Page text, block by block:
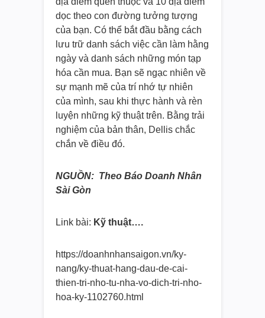
dọc theo con đường tưởng tượng
của bạn. Có thể bắt đầu bằng cách
lưu trữ danh sách việc cần làm hằng
ngày và danh sách những món tạp
hóa cần mua. Bạn sẽ ngạc nhiên về
sự mạnh mẽ của trí nhớ tự nhiên
của mình, sau khi thực hành và rèn
luyện những kỹ thuật trên. Bằng trải
nghiệm của bản thân, Dellis chắc
chắn về điều đó.
NGUỒN: Theo Báo Doanh Nhân
Sài Gòn
Link bài: Kỹ thuật….
https://doanhnhansaigon.vn/ky-
nang/ky-thuat-hang-dau-de-cai-
thien-tri-nho-tu-nha-vo-dich-tri-nho-
hoa-ky-1102760.html